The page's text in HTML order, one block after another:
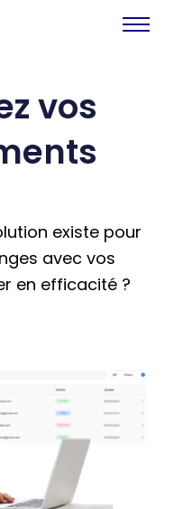
vos
existe pour
avec vos
en efficacité ?